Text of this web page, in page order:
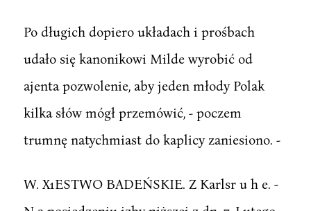
Po długich dopiero układach i prośbach
udało się kanonikowi Milde wyrobić od
ajenta pozwolenie, aby jeden młody Polak
kilka słów mógł przemówić, - poczem
trumnę natychmiast do kaplicy zaniesiono. -
W. X1ESTWO BADEŃSKIE. Z Karlsr u h e. -